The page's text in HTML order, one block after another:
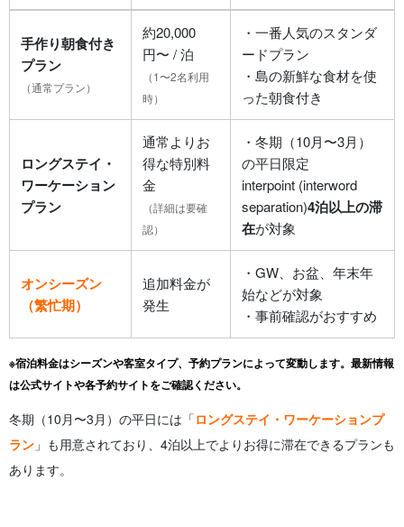
手作り朝食付き
プラン
（通常プラン）
約20,000
円〜 / 泊
（1〜2名利用
時）
・一番人気のスタンダ
ードプラン
・島の新鮮な食材を使
った朝食付き
ロングステイ・
ワーケーション
プラン
通常よりお
得な特別料
金
（詳細は要確
認）
・冬期（10月〜3月）
の平日限定
interpoint (interword
separation)4泊以上の滞
在が対象
オンシーズン
（繁忙期）
追加料金が
発生
・GW、お盆、年末年
始などが対象
・事前確認がおすすめ
※宿泊料金はシーズンや客室タイプ、予約プランによって変動します。最新情報
は公式サイトや各予約サイトをご確認ください。
冬期（10月〜3月）の平日には「ロングステイ・ワーケーションプ
ラン 」も用意されており、4泊以上でよりお得に滞在できるプランも
あります。